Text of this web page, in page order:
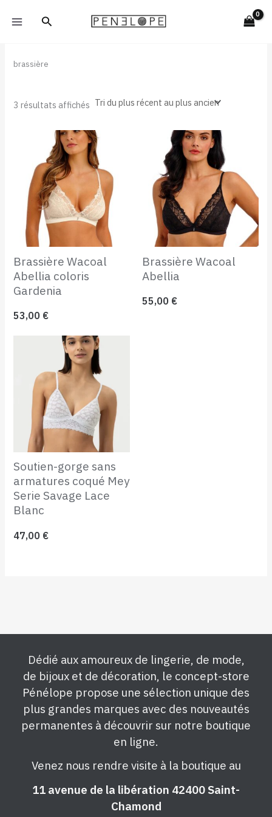
Rechercher
brassière
3 résultats affichés
du
plus
récent
Brassière Wacoal
Abellia coloris
Gardenia
53,00 €
Brassière Wacoal
Abellia
55,00 €
Soutien-gorge sans
armatures coqué Mey
Serie Savage Lace
Blanc
47,00 €
Dédié aux amoureux de lingerie, de mode,
de bijoux et de décoration, le concept-store
Pénélope propose une sélection unique des
plus grandes marques avec des nouveautés
permanentes à découvrir sur notre boutique
en ligne.
Venez nous rendre visite à la boutique au
11 avenue de la libération 42400 Saint-
Chamond